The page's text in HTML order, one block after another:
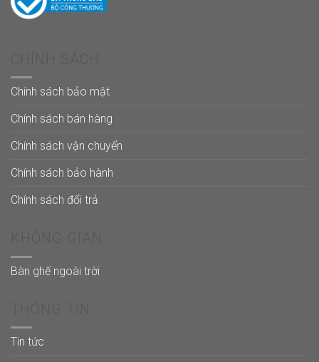
Chính sách bảo mật
Chính sách bán hàng
Chính sách vận chuyển
Chính sách bảo hành
Chính sách đổi trả
Bàn ghế ngoài trời
Tin tức